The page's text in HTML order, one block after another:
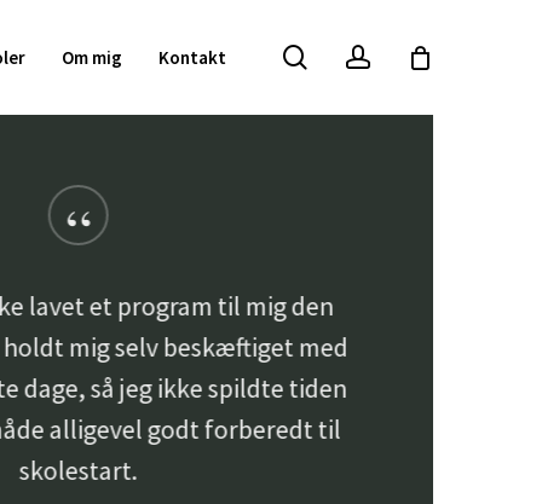
Om mig Kontakt searchaccount
“
lavet et program til mig den
mig selv beskæftiget med
dage, så jeg ikke spildte tiden
alligevel godt forberedt til
skolestart.